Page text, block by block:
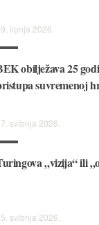
lipnja 2026.
obilježava 25
suvremenoj
svibnja 2026.
„vizija“ ili
svibnja 2026.